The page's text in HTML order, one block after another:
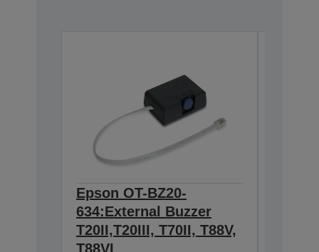
Epson OT-BZ20-
634:External Buzzer
T20II,T20III, T70II, T88V,
T88VI